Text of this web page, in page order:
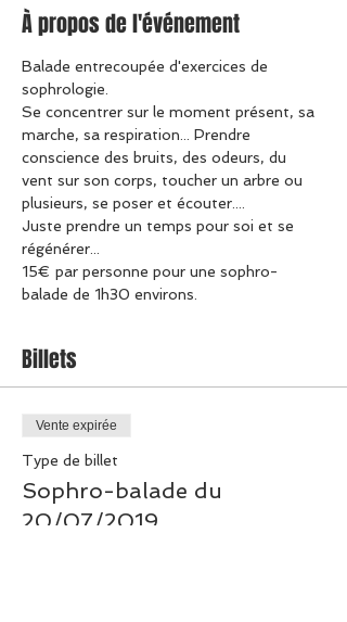
À propos de l'événement
Balade entrecoupée d'exercices de
sophrologie.
Se concentrer sur le moment présent, sa
marche, sa respiration... Prendre
conscience des bruits, des odeurs, du
vent sur son corps, toucher un arbre ou
plusieurs, se poser et écouter....
Juste prendre un temps pour soi et se
régénérer...
15€ par personne pour une sophro-
balade de 1h30 environs.
Billets
Vente expirée
Type de billet
Sophro-balade du
20/07/2019